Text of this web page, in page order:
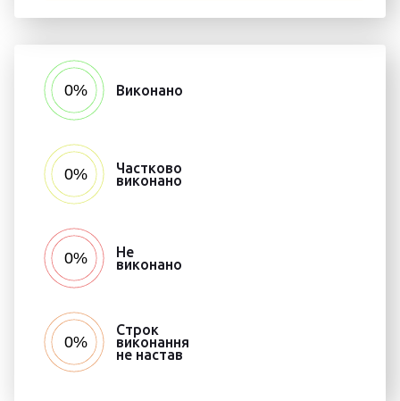
Виконано
Частково
виконано
Не
виконано
Строк
виконання
не настав